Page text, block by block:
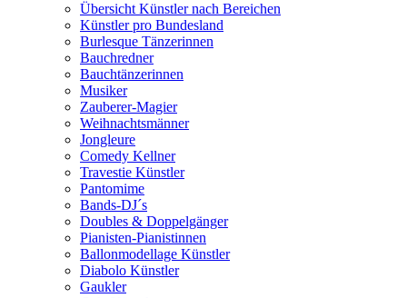
Übersicht Künstler nach Bereichen
Künstler pro Bundesland
Burlesque Tänzerinnen
Bauchredner
Bauchtänzerinnen
Musiker
Zauberer-Magier
Weihnachtsmänner
Jongleure
Comedy Kellner
Travestie Künstler
Pantomime
Bands-DJ´s
Doubles & Doppelgänger
Pianisten-Pianistinnen
Ballonmodellage Künstler
Diabolo Künstler
Gaukler